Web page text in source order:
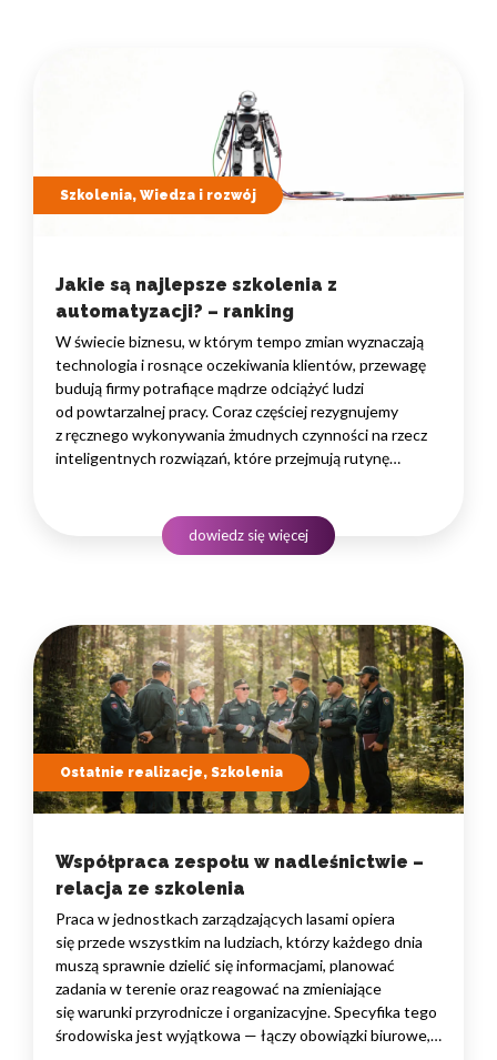
Szkolenia, Wiedza i rozwój
Jakie są najlepsze szkolenia z
automatyzacji? – ranking
W świecie biznesu, w którym tempo zmian wyznaczają
technologia i rosnące oczekiwania klientów, przewagę
budują firmy potrafiące mądrze odciążyć ludzi
od powtarzalnej pracy. Coraz częściej rezygnujemy
z ręcznego wykonywania żmudnych czynności na rzecz
inteligentnych rozwiązań, które przejmują rutynę
rozwojowego to decyzja strategiczna — wpływa
na wydajność zespołów,…
dowiedz się więcej
Ostatnie realizacje, Szkolenia
Współpraca zespołu w nadleśnictwie –
relacja ze szkolenia
Praca w jednostkach zarządzających lasami opiera
się przede wszystkim na ludziach, którzy każdego dnia
muszą sprawnie dzielić się informacjami, planować
zadania w terenie oraz reagować na zmieniające
się warunki przyrodnicze i organizacyjne. Specyfika tego
środowiska jest wyjątkowa — łączy obowiązki biurowe,